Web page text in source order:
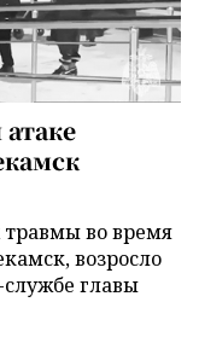
во время
возросло
главы